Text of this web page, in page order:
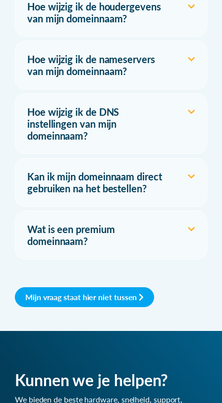
Hoe wijzig ik de houdergevens
van mijn domeinnaam?
Hoe wijzig ik de nameservers
van mijn domeinnaam?
Hoe wijzig ik de DNS
instellingen van mijn
domeinnaam?
Kan ik mijn domeinnaam direct
gebruiken na het bestellen?
Wat is een premium
domeinnaam?
Mijn vraag staat hier niet tussen
Kunnen we je helpen?
We bieden de beste hardware, snelheid, support,